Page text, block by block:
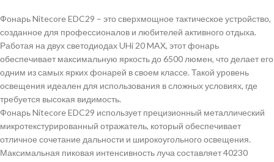
Фонарь Nitecore EDC29 – это сверхмощное тактическое устройство,
созданное для профессионалов и любителей активного отдыха.
Работая на двух светодиодах UHi 20 MAX, этот фонарь
обеспечивает максимальную яркость до 6500 люмен, что делает его
одним из самых ярких фонарей в своем классе. Такой уровень
освещения идеален для использования в сложных условиях, где
требуется высокая видимость.
Фонарь Nitecore EDC29 использует прецизионный металлический
микротекстурированный отражатель, который обеспечивает
отличное сочетание дальности и широкоугольного освещения.
Максимальная пиковая интенсивность луча составляет 40230